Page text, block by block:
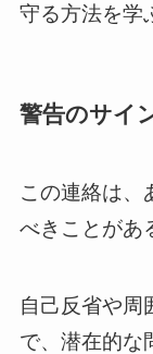
守る方法を学
警告のサイ
この連絡は、
べきことがあ
自己反省や周
で、潜在的な